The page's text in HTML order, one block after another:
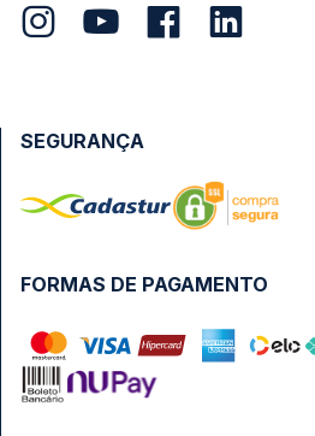
FORMAS DE PAGAMENTO
SEGURANÇA